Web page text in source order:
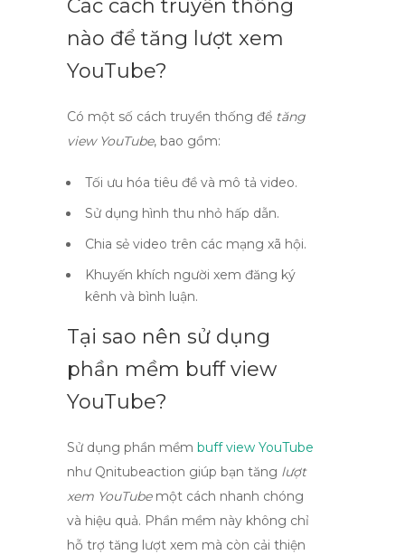
Các cách truyền thống
nào để tăng lượt xem
YouTube?
Có một số cách truyền thống để tăng
view YouTube, bao gồm:
Tối ưu hóa tiêu đề và mô tả video.
Sử dụng hình thu nhỏ hấp dẫn.
Chia sẻ video trên các mạng xã hội.
Khuyến khích người xem đăng ký
kênh và bình luận.
Tại sao nên sử dụng
phần mềm buff view
YouTube?
Sử dụng phần mềm buff view YouTube
như Qnitubeaction giúp bạn tăng lượt
xem YouTubemột cách nhanh chóng
và hiệu quả. Phần mềm này không chỉ
hỗ trợ tăng lượt xem mà còn cải thiện